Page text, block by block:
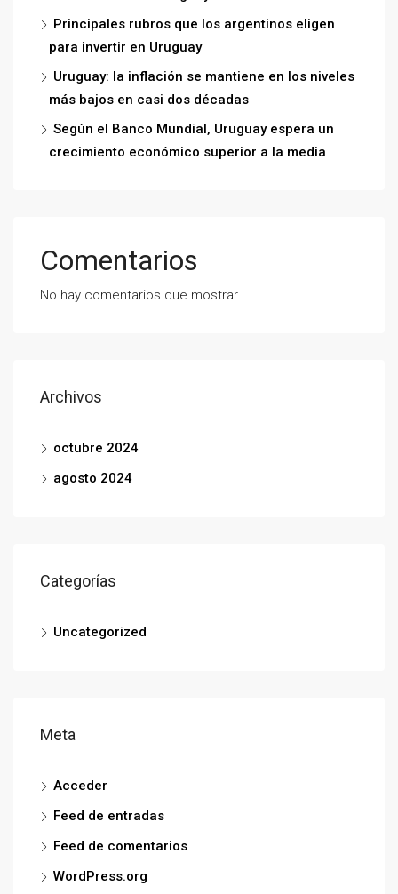
Principales rubros que los argentinos eligen
para invertir en Uruguay
Uruguay: la inflación se mantiene en los niveles
más bajos en casi dos décadas
Según el Banco Mundial, Uruguay espera un
crecimiento económico superior a la media
Comentarios
No hay comentarios que mostrar.
Archivos
octubre 2024
agosto 2024
Categorías
Uncategorized
Meta
Acceder
Feed de entradas
Feed de comentarios
WordPress.org